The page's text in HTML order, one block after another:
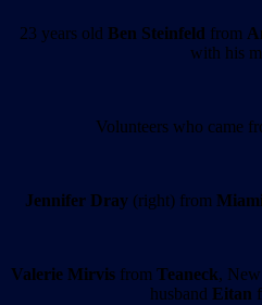
23 years old Ben Steinfeld from
with his
Volunteers who came
Jennifer Dray (right) from Miami
Valerie Mirvis from Teaneck,
husband Eitan